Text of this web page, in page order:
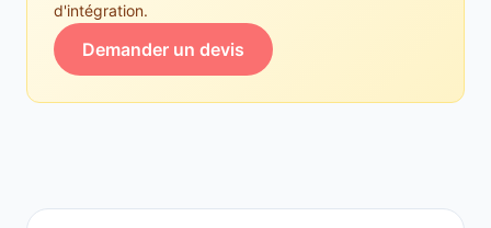
d'intégration.
Demander un devis